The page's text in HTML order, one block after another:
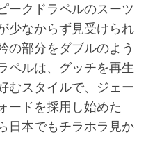
ークドラペルのスーツ
少なからず見受けられ
の部分をダブルのよう
ペルは、グッチを再生
むスタイルで、ジェー
ードを採用し始めた
日本でもチラホラ見か